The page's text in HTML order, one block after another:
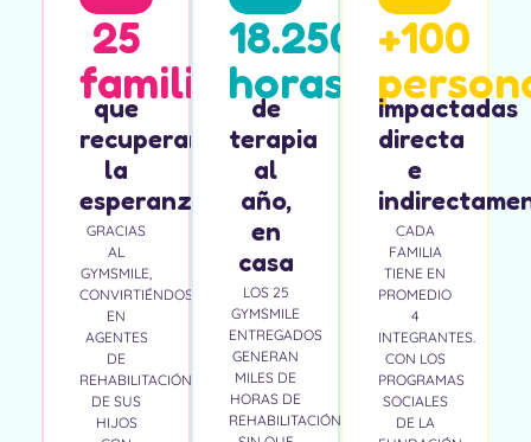
25
familias
que
recuperaron
la
esperanza
GRACIAS
AL
GYMSMILE,
CONVIRTIÉNDOSE
EN
AGENTES
DE
REHABILITACIÓN
DE SUS
HIJOS
18.250
horas
de
terapia
al
año,
en
casa
LOS 25
GYMSMILE
ENTREGADOS
GENERAN
MILES DE
HORAS DE
REHABILITACIÓN
+100
impactadas
directa
e
CADA
FAMILIA
TIENE EN
PROMEDIO
4
INTEGRANTES.
CON LOS
PROGRAMAS
SOCIALES
DE LA